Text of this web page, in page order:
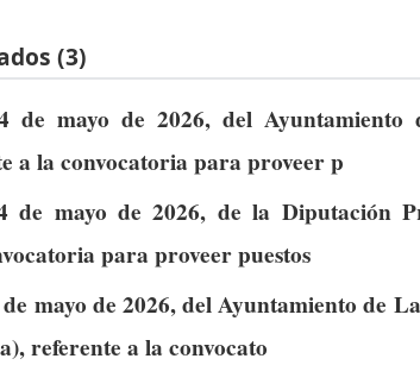
(3)
de mayo de 2026, del
a la convocatoria para proveer p
de mayo de 2026, de la Diputación
para proveer puestos
mayo de 2026, del Ayuntamiento de
referente a la convocato